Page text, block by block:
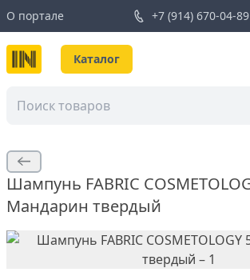
О портале +7 (914) 670-04-89
Каталог
Шампунь FABRIC
Мандарин твердый